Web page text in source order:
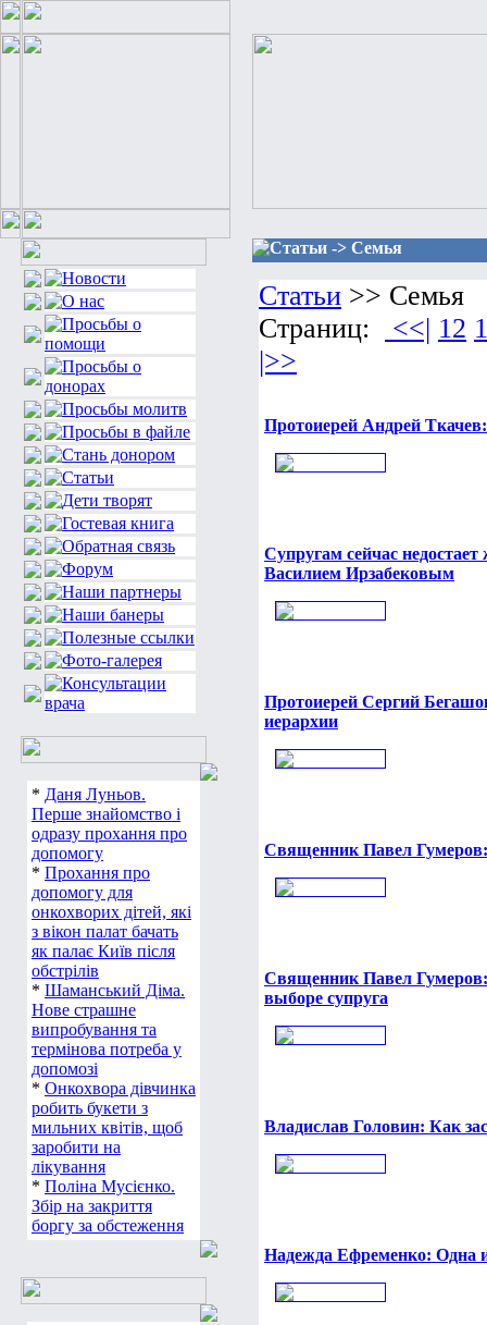
* Даня Луньов.
Перше знайомство і
одразу прохання про
допомогу
* Прохання про
допомогу для
онкохворих дітей, які
з вікон палат бачать
як палає Київ після
обстрілів
* Шаманський Діма.
Нове страшне
випробування та
термінова потреба у
допомозі
* Онкохвора дівчинка
робить букети з
мильних квітів, щоб
заробити на
лікування
* Поліна Мусієнко.
Збір на закриття
боргу за обстеження
Статьи -> Семья
Статьи >> Семья
Страниц:
<<| 12
|>>
Протоиерей Андрей
Супругам сейчас недостает
Василием Ирзабековым
Протоиерей Сергий
иерархии
Священник Павел
Священник Павел
выборе супруга
Владислав Головин: Как
Надежда Ефременко: Одна